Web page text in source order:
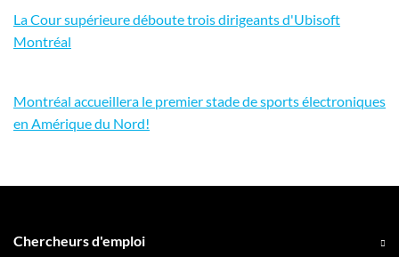
La Cour supérieure déboute trois dirigeants d'Ubisoft
Montréal
Montréal accueillera le premier stade de sports électroniques
en Amérique du Nord!
Chercheurs d'emploi